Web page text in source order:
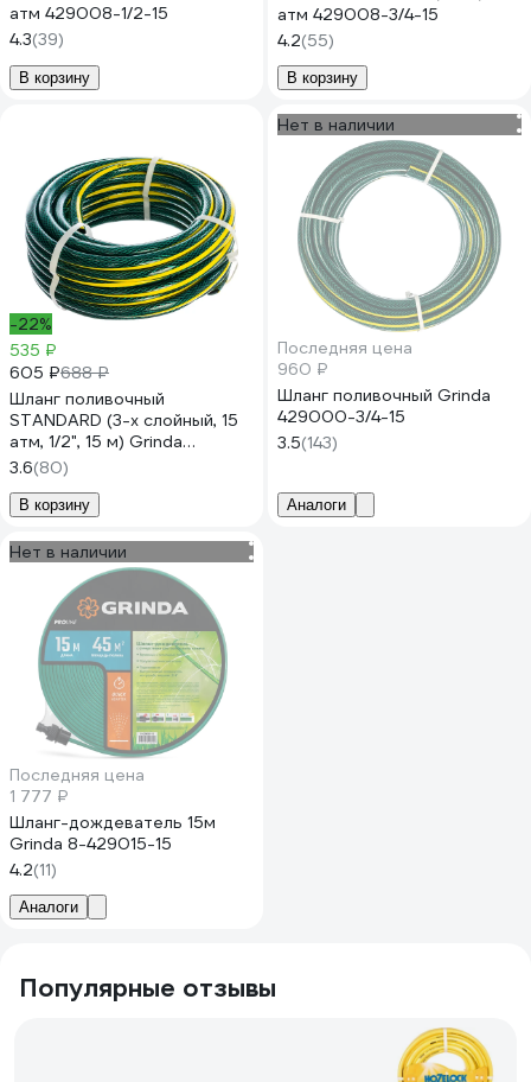
атм 429008-1/2-15
4.3(39)
В корзину
атм 429008-3/4-15
4.2(55)
В корзину
-22%
535 ₽
605 ₽688 ₽
Шланг поливочный
STANDARD (3-х слойный, 15
атм, 1/2", 15 м) Grinda
429000-1/2-15
3.6(80)
В корзину
Нет в наличии
Последняя цена
960 ₽
Шланг поливочный Grinda
429000-3/4-15
3.5(143)
Аналоги
Нет в наличии
Последняя цена
1 777 ₽
Шланг-дождеватель 15м
Grinda 8-429015-15
4.2(11)
Аналоги
Популярные отзывы